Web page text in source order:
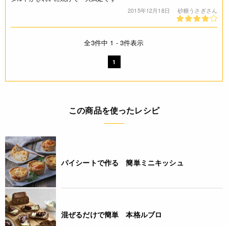
2015年12月18日 砂糖うさぎさん
全3件中 1 - 3件表示
1
この商品を使ったレシピ
パイシートで作る 簡単ミニキッシュ
混ぜるだけで簡単 本格ルブロ